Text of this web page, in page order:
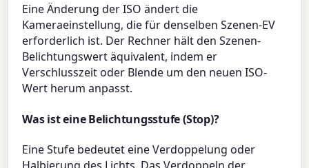
Eine Änderung der ISO ändert die
Kameraeinstellung, die für denselben Szenen-EV
erforderlich ist. Der Rechner hält den Szenen-
Belichtungswert äquivalent, indem er
Verschlusszeit oder Blende um den neuen ISO-
Wert herum anpasst.
Was ist eine Belichtungsstufe (Stop)?
Eine Stufe bedeutet eine Verdoppelung oder